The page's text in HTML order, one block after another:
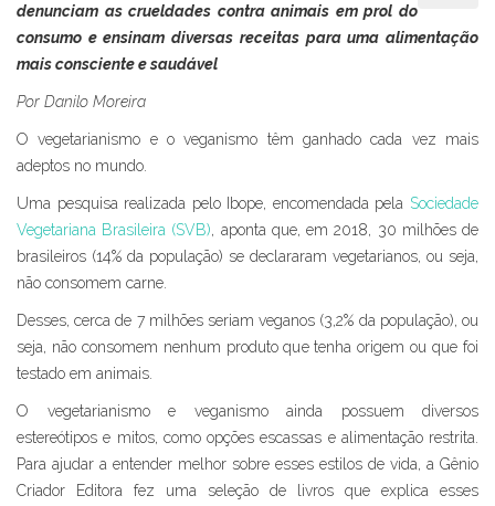
denunciam as crueldades contra animais em prol do
consumo e ensinam diversas receitas para uma alimentação
mais consciente e saudável
Por Danilo Moreira
O vegetarianismo e o veganismo têm ganhado cada vez mais
adeptos no mundo.
Uma pesquisa realizada pelo Ibope, encomendada pela Sociedade
Vegetariana Brasileira (SVB), aponta que, em 2018, 30 milhões de
brasileiros (14% da população) se declararam vegetarianos, ou seja,
não consomem carne.
Desses, cerca de 7 milhões seriam veganos (3,2% da população), ou
seja, não consomem nenhum produto que tenha origem ou que foi
testado em animais.
O vegetarianismo e veganismo ainda possuem diversos
estereótipos e mitos, como opções escassas e alimentação restrita.
Para ajudar a entender melhor sobre esses estilos de vida, a Gênio
Criador Editora fez uma seleção de livros que explica esses